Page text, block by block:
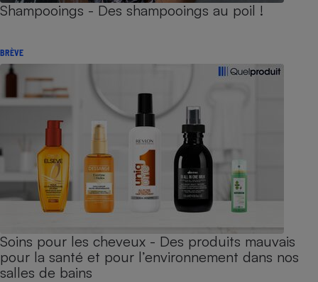
Shampooings - Des shampooings au poil !
BRÈVE
Soins pour les cheveux - Des produits mauvais
pour la santé et pour l’environnement dans nos
salles de bains